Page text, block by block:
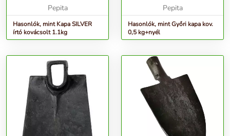
Pepita
Hasonlók, mint Kapa SILVER
írtó kovácsolt 1.1kg
Pepita
Hasonlók, mint Győri kapa kov.
0,5 kg+nyél